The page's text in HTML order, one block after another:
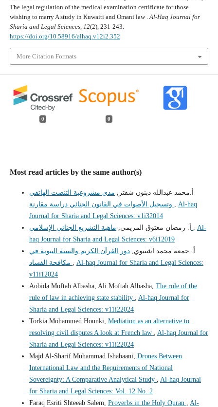
The legal regulation of the medical examination certificate for those
wishing to marry A study in Kuwaiti and Omani law .Al-Haq Journal for
Sharia and Legal Sciences, 12(2), 231-243.
https://doi.org/10.58916/alhaq.v12i2.352
More Citation Formats
0 0
Most read articles by the same author(s)
أ.محمد عبدالله دبنون شفتر, مدى مشروعية التنصت الهاتفي
Al-haq
Journal for Sharia and Legal Sciences: v1i32014
أ. رمضان معتوق المريمي,
Al-
haq Journal for Sharia and Legal Sciences: v6i12019
أ. جمعة محمد اشتيوي,دور القرآن الكريم والسنة النبوية في
Al-haq Journal for Sharia and Legal Sciences:
v11i12024
Aobida Moftah Albasha, Ali Moftah Albasha, The role of the
rule of law in achieving state stability
Al-haq Journal for
Sharia and Legal Sciences: v11i22024
Torkia Mohammed Hounki, Mediation as an alternative to
resolving civil disputes A look at French law
Al-haq Journal for
Sharia and Legal Sciences: v11i22024
Majd Al-Sharif Muhammad Ishabaani, Drones Between
International Law and the Requirements of National
Sovereignty: A Comparative Analytical Study
Al-haq Journal
for Sharia and Legal Sciences: Vol. 12 No. 2
Faraq Esriti Shteeab Salem, Proverbs in the Holy Quran
Al-